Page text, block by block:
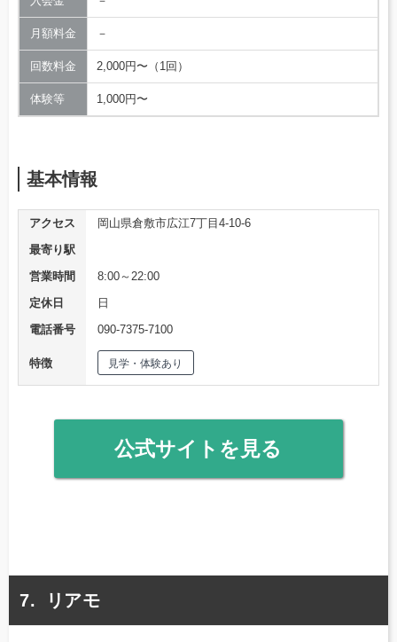
月額料金 －
回数料金 2,000円〜（1回）
体験等 1,000円〜
基本情報
アクセス
岡山県倉敷市広江7丁目4-10-6
最寄り駅
営業時間
8:00～22:00
定休日
日
電話番号
090-7375-7100
特徴 見学・体験あり
公式サイトを見る
リアモ